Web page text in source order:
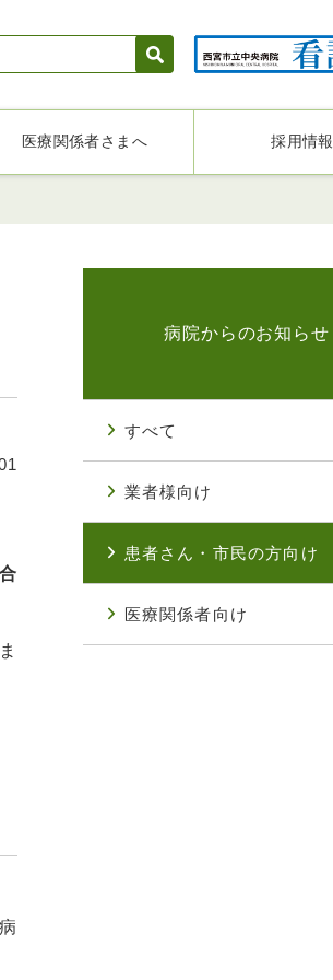
医療関係者さまへ 採用情報
病院からのお知らせ
すべて
業者様向け
患者さん・市民の方向け
医療関係者向け